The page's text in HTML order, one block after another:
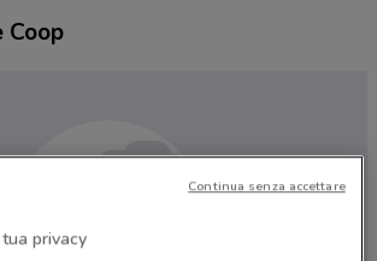
privacy
Continua senza accettare